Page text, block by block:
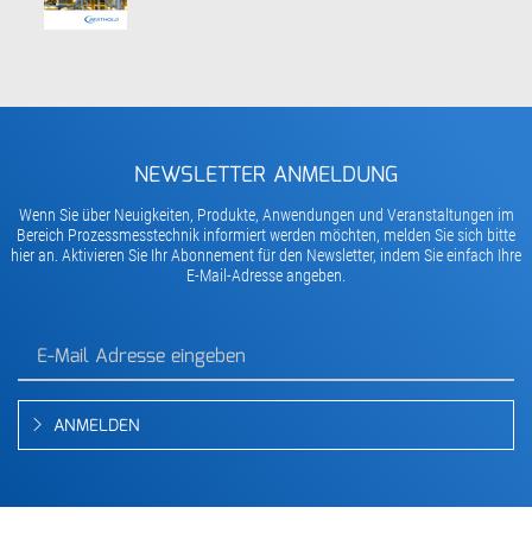
NEWSLETTER ANMELDUNG
Wenn Sie über Neuigkeiten, Produkte, Anwendungen und Veranstaltungen im
Bereich Prozessmesstechnik informiert werden möchten, melden Sie sich bitte
hier an. Aktivieren Sie Ihr Abonnement für den Newsletter, indem Sie einfach Ihre
E-Mail-Adresse angeben.
ANMELDEN